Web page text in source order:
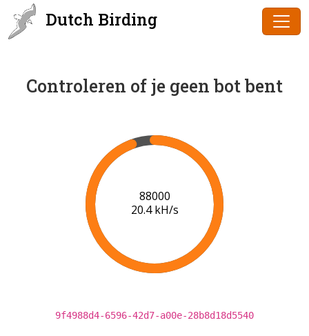
Dutch Birding
Controleren of je geen bot bent
90000
20.5 kH/s
9f4988d4-6596-42d7-a00e-28b8d18d5540